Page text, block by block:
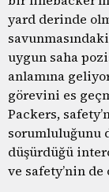
yard derinde
uygun saha
anlamına
görevini es
Packers,
sorumluluğunu
düşürdüğü
ve safety’nin